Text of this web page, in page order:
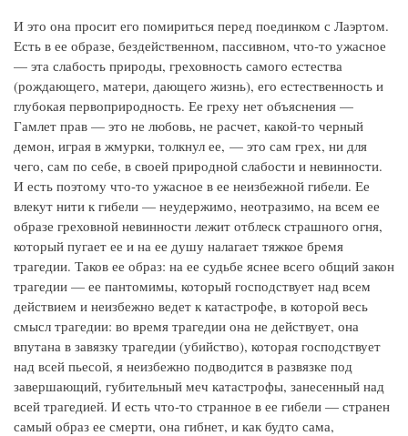
И это она просит его помириться перед поединком с Лаэртом.
Есть в ее образе, бездейственном, пассивном, что‑то ужасное
— эта слабость природы, греховность самого естества
(рождающего, матери, дающего жизнь), его естественность и
глубокая первоприродность. Ее греху нет объяснения —
Гамлет прав — это не любовь, не расчет, какой‑то черный
демон, играя в жмурки, толкнул ее, — это сам грех, ни для
чего, сам по себе, в своей природной слабости и невинности.
И есть поэтому что‑то ужасное в ее неизбежной гибели. Ее
влекут нити к гибели — неудержимо, неотразимо, на всем ее
образе греховной невинности лежит отблеск страшного огня,
который пугает ее и на ее душу налагает тяжкое бремя
трагедии. Таков ее образ: на ее судьбе яснее всего общий закон
трагедии — ее пантомимы, который господствует над всем
действием и неизбежно ведет к катастрофе, в которой весь
смысл трагедии: во время трагедии она не действует, она
впутана в завязку трагедии (убийство), которая господствует
над всей пьесой, я неизбежно подводится в развязке под
завершающий, губительный меч катастрофы, занесенный над
всей трагедией. И есть что‑то странное в ее гибели — странен
самый образ ее смерти, она гибнет, и как будто сама,